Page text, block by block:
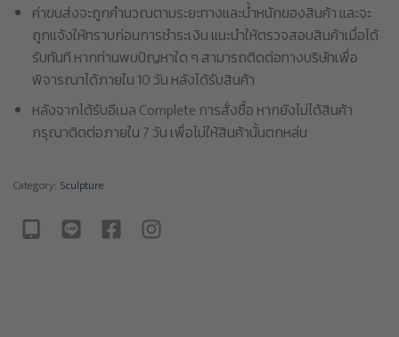
ค่าขนส่งจะถูกคำนวณตามระยะทางและน้ำหนักของสินค้า และจะ
ถูกแจ้งให้ทราบก่อนการชำระเงิน แนะนำให้ตรวจสอบสินค้าเมื่อได้
รับทันที หากท่านพบปัญหาใด ๆ สามารถติดต่อทางบริษัทเพื่อ
พิจารณาได้ภายใน 10 วัน หลังได้รับสินค้า
หลังจากได้รับอีเมล Complete การสั่งซื้อ หากยังไม่ได้สินค้า
กรุณาติดต่อภายใน 7 วัน เพื่อไม่ให้สินค้านั้นตกหล่น
Category: Sculpture